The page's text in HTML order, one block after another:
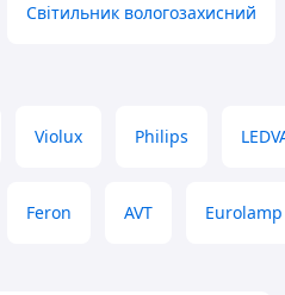
Світильник вологозахисний
Violux Philips
Feron AVT Eurolamp